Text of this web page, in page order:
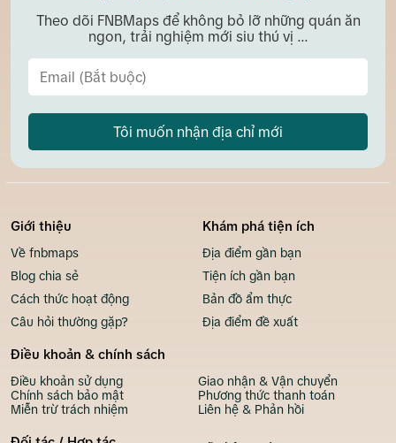
Theo dõi FNBMaps để không bỏ lỡ những quán ăn
ngon, trải nghiệm mới siu thú vị ...
Tôi muốn nhận địa chỉ mới
Giới thiệu
Về fnbmaps
Blog chia sẻ
Cách thức hoạt động
Câu hỏi thường gặp?
Khám phá tiện ích
Địa điểm gần bạn
Tiện ích gần bạn
Bản đồ ẩm thực
Địa điểm đề xuất
Điều khoản & chính sách
Điều khoản sử dụng
Chính sách bảo mật
Miễn trừ trách nhiệm
Giao nhận & Vận chuyển
Phương thức thanh toán
Liên hệ & Phản hồi